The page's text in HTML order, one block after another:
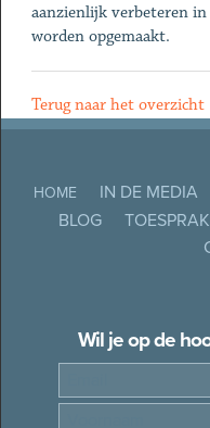
aanzienlijk verbeteren
worden opgemaakt.
Terug naar het overzicht
HOME IN DE MEDIA
BLOG
Wil je op de